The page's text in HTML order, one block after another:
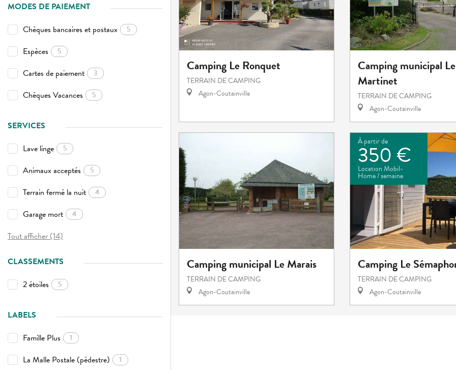
MODES DE PAIEMENT
Chèques bancaires et postaux
5
Espèces 5
Cartes de paiement 3
Chèques Vacances 5
SERVICES
Lave linge
5
Animaux acceptés 5
Terrain fermé la nuit 4
Garage mort 4
Tout afficher (14)
CLASSEMENTS
2 étoiles
5
LABELS
Famille Plus
1
La Malle Postale (pédestre) 1
Camping Le Ronquet
TERRAIN DE CAMPING
Agon-Coutainville
Camping municipal Le
Martinet
TERRAIN DE CAMPING
Agon-Coutainville
Camping municipal Le Marais
TERRAIN DE CAMPING
Agon-Coutainville
À partir de
350 €
Location Mobil-
Home / semaine
Camping Le
TERRAIN DE CAMPING
Agon-Coutainville